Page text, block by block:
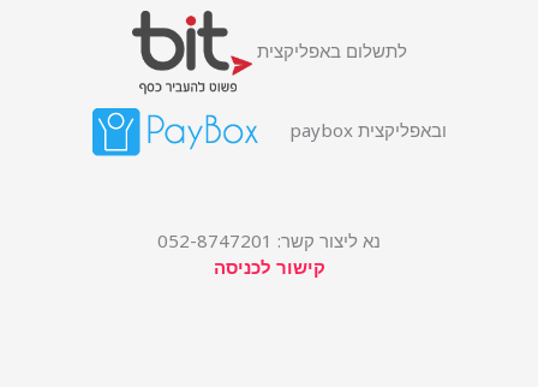
לתשלום באפליקצית
ובאפליקצית paybox
נא ליצור קשר: 052-8747201
קישור לכניסה